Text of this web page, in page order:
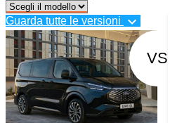
Guarda tutte le versioni expand_more
VS